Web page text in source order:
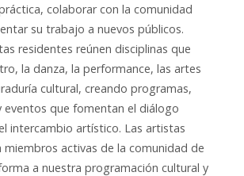
colaborar con la comunidad
su trabajo a nuevos públicos.
residentes reúnen disciplinas que
la danza, la performance, las artes
cultural, creando programas,
eventos que fomentan el diálogo
intercambio artístico. Las artistas
miembros activas de la comunidad de
a nuestra programación cultural y